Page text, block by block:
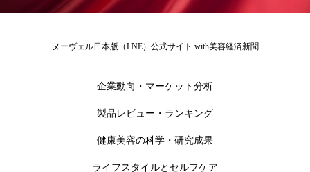
ウェルビーイング エイジングケア
クルエルティフリー クレンジング
ヌーヴェル日本版（LNE）公式サイト with美容経済新聞
企業動向・マーケット分析
製品レビュー・ランキング
健康美容の科学・研究成果
ライフスタイルとセルフケア